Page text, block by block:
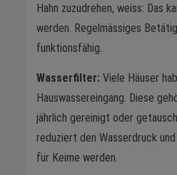
Hahn zuzudrehen, weiss: Das
werden. Regelmässiges
funktionsfähig.
Wasserfilter: Viele Häuser
Hauswassereingang. Diese
jährlich gereinigt oder
reduziert den Wasserdruck
für Keime werden.